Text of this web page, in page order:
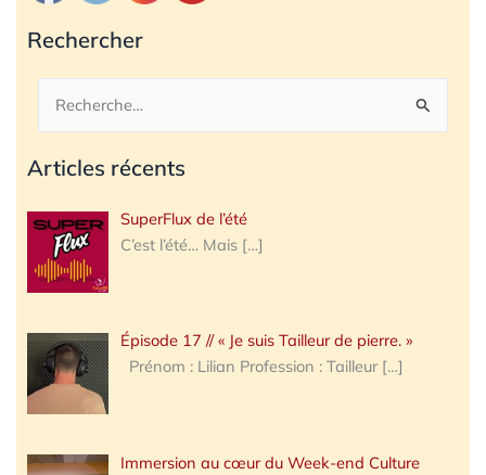
Rechercher
Rechercher :
Articles récents
SuperFlux de l’été
C’est l’été… Mais […]
Épisode 17 // « Je suis Tailleur de pierre. »
Prénom : Lilian Profession : Tailleur […]
Immersion au cœur du Week-end Culture